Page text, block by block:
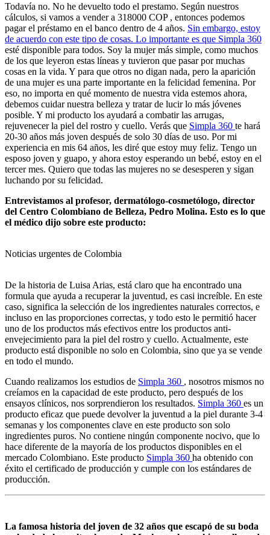
Todavía no. No he devuelto todo el prestamo. Según nuestros
cálculos, si vamos a vender a 318000 COP , entonces podemos
pagar el préstamo en el banco dentro de 4 años. Sin embargo, estoy
de acuerdo con este tipo de cosas. Lo importante es que Simpla 360
esté disponible para todos. Soy la mujer más simple, como muchos
de los que leyeron estas líneas y tuvieron que pasar por muchas
cosas en la vida. Y para que otros no digan nada, pero la aparición
de una mujer es una parte importante en la felicidad femenina. Por
eso, no importa en qué momento de nuestra vida estemos ahora,
debemos cuidar nuestra belleza y tratar de lucir lo más jóvenes
posible. Y mi producto los ayudará a combatir las arrugas,
rejuvenecer la piel del rostro y cuello. Verás que Simpla 360 te hará
20-30 años más joven después de solo 30 días de uso. Por mi
experiencia en mis 64 años, les diré que estoy muy feliz. Tengo un
esposo joven y guapo, y ahora estoy esperando un bebé, estoy en el
tercer mes. Quiero que todas las mujeres no se desesperen y sigan
luchando por su felicidad.
Entrevistamos al profesor, dermatólogo-cosmetólogo, director
del Centro Colombiano de Belleza, Pedro Molina. Esto es lo que
el médico dijo sobre este producto:
Noticias urgentes de Colombia
De la historia de Luisa Arias, está claro que ha encontrado una
formula que ayuda a recuperar la juventud, es casi increíble. En este
caso, significa la selección de los ingredientes naturales correctos, e
incluso en las proporciones correctas, y todo esto le permitió hacer
uno de los productos más efectivos entre los productos anti-
envejecimiento para la piel del rostro y cuello. Actualmente, este
producto está disponible no solo en Colombia, sino que ya se vende
en todo el mundo.
Cuando realizamos los estudios de Simpla 360 , nosotros mismos no
creíamos en la capacidad de este producto, pero después de los
ensayos clínicos, nos sorprendieron los resultados. Simpla 360 es un
producto eficaz que puede devolver la juventud a la piel durante 3-4
semanas y los componentes clave en este producto son solo
ingredientes puros. No contiene ningún componente nocivo, que lo
hace diferente de la mayoría de los productos disponibles en el
mercado Colombiano. Este producto Simpla 360 ha obtenido con
éxito el certificado de producción y cumple con los estándares de
producción.
La famosa historia del joven de 32 años que escapó de su boda